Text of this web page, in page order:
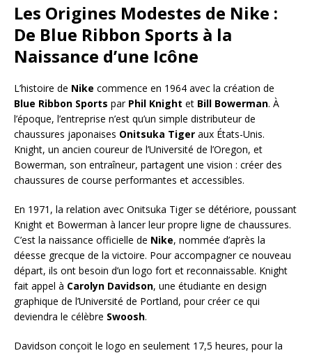
Les Origines Modestes de Nike :
De Blue Ribbon Sports à la
Naissance d’une Icône
L’histoire de Nike commence en 1964 avec la création de
Blue Ribbon Sports par Phil Knight et Bill Bowerman. À
l’époque, l’entreprise n’est qu’un simple distributeur de
chaussures japonaises Onitsuka Tiger aux États-Unis.
Knight, un ancien coureur de l’Université de l’Oregon, et
Bowerman, son entraîneur, partagent une vision : créer des
chaussures de course performantes et accessibles.
En 1971, la relation avec Onitsuka Tiger se détériore, poussant
Knight et Bowerman à lancer leur propre ligne de chaussures.
C’est la naissance officielle de Nike, nommée d’après la
déesse grecque de la victoire. Pour accompagner ce nouveau
départ, ils ont besoin d’un logo fort et reconnaissable. Knight
fait appel à Carolyn Davidson, une étudiante en design
graphique de l’Université de Portland, pour créer ce qui
deviendra le célèbre Swoosh.
Davidson conçoit le logo en seulement 17,5 heures, pour la